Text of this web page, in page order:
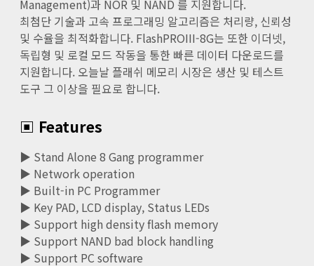
Management)과 NOR 및 NAND 를 지원합니다.
최첨단 기술과 고속 프로그래밍 알고리즘은 처리량, 신뢰성
및 수율을 최적화합니다. FlashPROIII-8G는 또한 이더넷,
독립형 및 로컬 모드 작동을 통한 빠른 데이터 다운로드를
지원합니다. 오늘날 플래쉬 메모리 시장은 생산 및 테스트
도구 그 이상을 필요로 합니다.
▣ Features
▶ Stand Alone 8 Gang programmer
▶ Network operation
▶ Built-in PC Programmer
▶ Key PAD, LCD display, Status LEDs
▶ Support high density flash memory
▶ Support NAND bad block handling
▶ Support PC software